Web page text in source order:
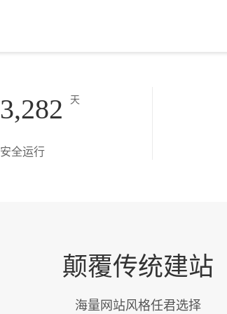
3,282 天
安全运行
颠覆传统建站
海量网站风格任君选择